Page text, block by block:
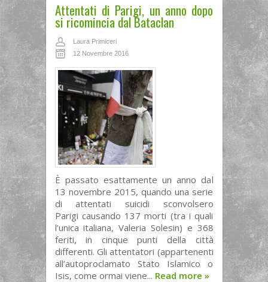
Attentati di Parigi, un anno dopo
si ricomincia dal Bataclan
Laura Primiceri
12 Novembre 2016
È passato esattamente un anno dal
13 novembre 2015, quando una serie
di attentati suicidi sconvolsero
Parigi causando 137 morti (tra i quali
l’unica italiana, Valeria Solesin) e 368
feriti, in cinque punti della città
differenti. Gli attentatori (appartenenti
all’autoproclamato Stato Islamico o
Isis, come ormai viene... Read more »